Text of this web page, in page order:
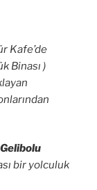
Kafe’de
Binası )
Gelibolu
bir yolculuk